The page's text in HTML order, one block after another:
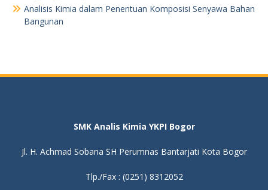
Analisis Kimia dalam Penentuan Komposisi Senyawa Bahan
Bangunan
SMK Analis Kimia YKPI Bogor
Jl. H. Achmad Sobana SH Perumnas Bantarjati Kota Bogor
Tlp./Fax : (0251) 8312052